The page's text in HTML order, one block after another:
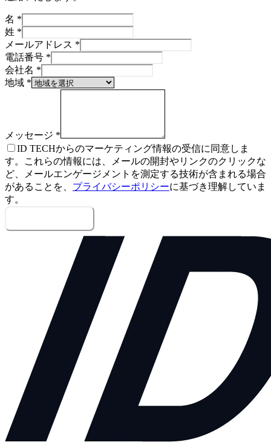
名 *
姓 *
メールアドレス *
電話番号 *
会社名 *
地域 *
メッセージ *
ID TECHからのマーケティング情報の受信に同意しま
す。これらの情報には、メールの開封やリンクのクリックな
ど、メールエンゲージメントを測定する技術が含まれる場合
があることを、 プライバシーポリシーに基づき理解していま
す。